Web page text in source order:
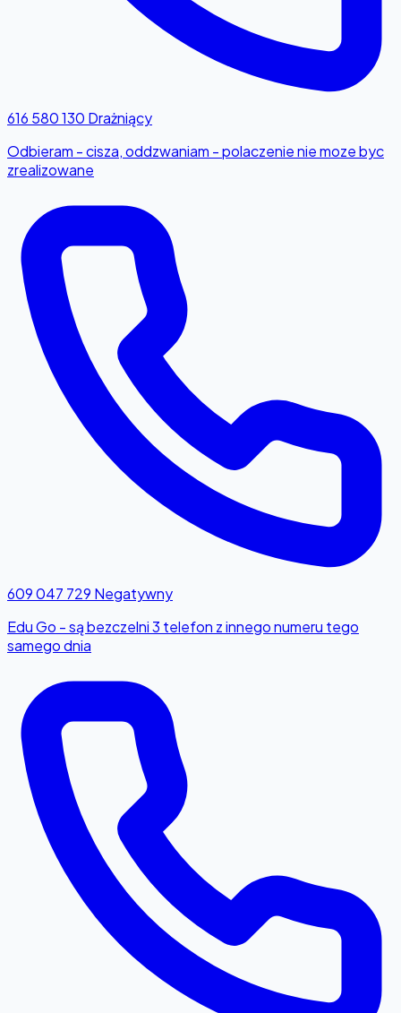
616 580 130 Drażniący
Odbieram - cisza, oddzwaniam - polaczenie nie moze byc
zrealizowane
609 047 729 Negatywny
Edu Go - są bezczelni 3 telefon z innego numeru tego
samego dnia